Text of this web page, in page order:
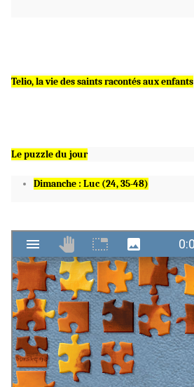
Telio, la vie des saints racontés aux enfants
Le puzzle du jour
Dimanche : Luc (24, 35-48)